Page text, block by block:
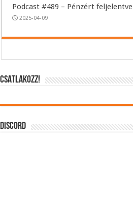
Podcast #489 – Pénzért feljelentve
2025-04-09
CSATLAKOZZ!
DISCORD